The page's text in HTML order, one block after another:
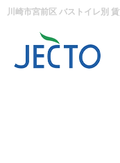
川崎市宮前区 バストイレ別